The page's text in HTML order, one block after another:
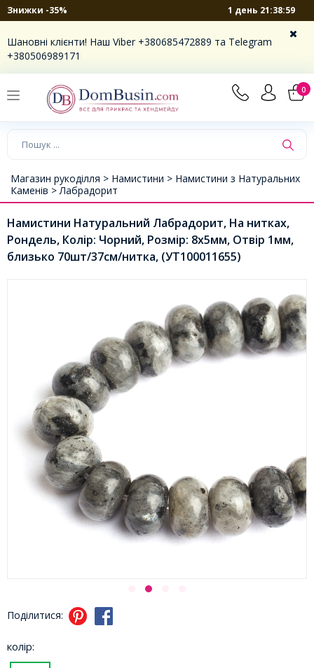
Знижки -35% 1 день 21:38:59
Шановні клієнти! Наш Viber +380685472889 та Telegram
+380506989171
0
Магазин рукоділля > Намистини > Намистини з Натуральних
Каменів >Лабрадорит
Намистини Натуральний Лабрадорит, На нитках,
Рондель, Колір: Чорний, Розмір: 8х5мм, Отвір 1мм,
близько 70шт/37см/нитка, (УТ100011655)
Поділитися:
колір: